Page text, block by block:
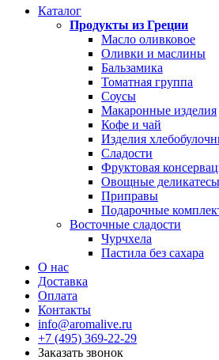
Каталог
Продукты из Греции
Масло оливковое
Оливки и маслины
Бальзамика
Томатная группа
Соусы
Макаронные изделия
Кофе и чай
Изделия
Сладости
Фруктовая
Овощные деликатесы
Приправы
Подарочные
Восточные сладости
Чурчхела
Пастила без сахара
О нас
Доставка
Оплата
Контакты
info@aromalive.ru
+7 (495) 369-22-29
Заказать звонок